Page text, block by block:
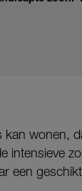
wonen,
een